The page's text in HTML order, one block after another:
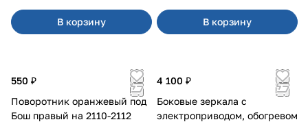
В корзину В корзину
550 ₽
Поворотник оранжевый под
Бош правый на 2110-2112
4 100 ₽
Боковые зеркала с
электроприводом, обогревом